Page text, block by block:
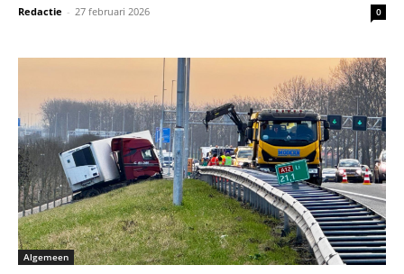
Redactie - 27 februari 2026 0
Algemeen